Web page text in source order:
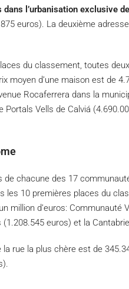
l’urbanisation exclusive
euros). La deuxième
du classement, toutes
moyen d’une maison est de
Rocaferrera dans la
Portals Vells de Calviá
de chacune des 17
les 10 premières places du
million d’euros: Communauté
euros) et la
rue la plus chère est de